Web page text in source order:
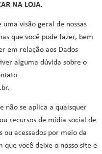
NA LOJA.
visão geral de nossas
que você pode fazer, bem
em relação aos Dados
alguma dúvida sobre o
não se aplica a quaisquer
recursos de mídia social de
ou acessados por meio da
que você deixe o nosso site e